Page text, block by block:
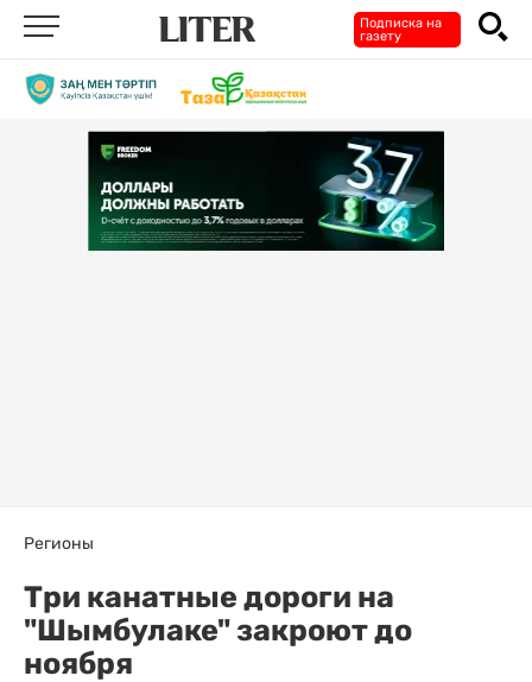
Подписка на
газету
Регионы
Три канатные дороги на
"Шымбулаке" закроют до
ноября